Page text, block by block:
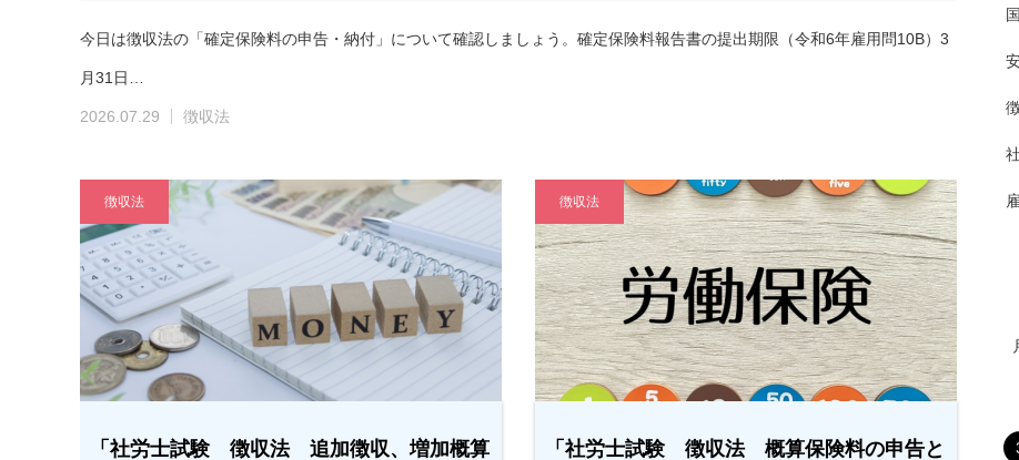
今日は徴収法の「確定保険料の申告・納付」について確認しましょう。確定保険料報告書の提出期限（令和6年雇用問10B）3
月31日…
2026.07.29 徴収法
徴収法
「社労士試験 徴収法 追加徴収、増加概算
徴収法
「社労士試験 徴収法 概算保険料の申告と